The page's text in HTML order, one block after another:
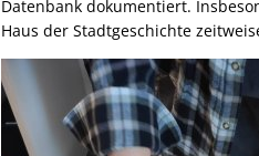
Datenbank dokumentiert.
Haus der Stadtgeschichte